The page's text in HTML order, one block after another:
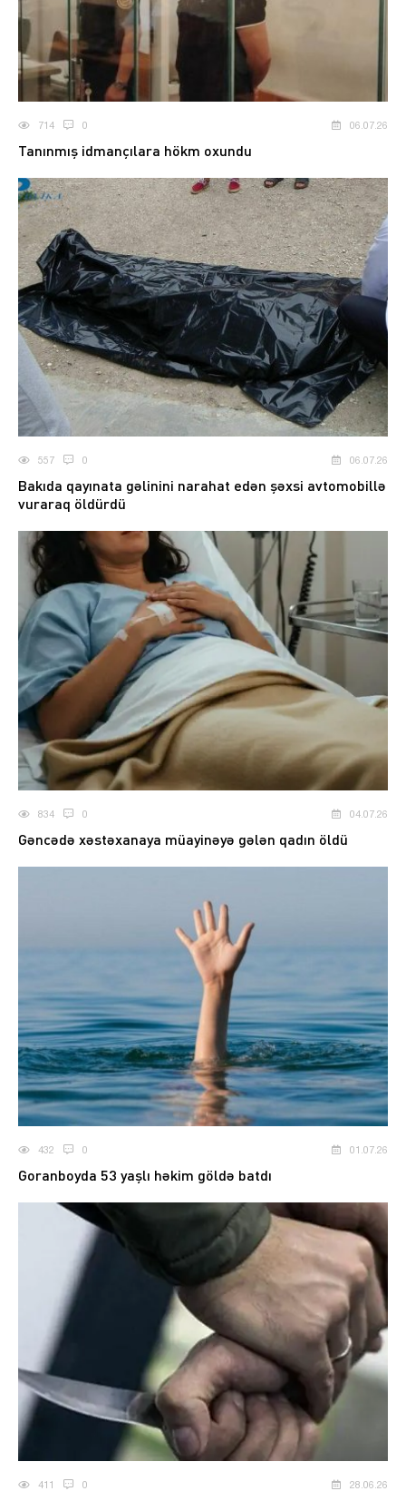
714 0 06.07.26
Tanınmış idmançılara hökm oxundu
557 0 06.07.26
Bakıda qayınata gəlinini narahat edən şəxsi avtomobillə
vuraraq öldürdü
834 0 04.07.26
Gəncədə xəstəxanaya müayinəyə gələn qadın öldü
432 0 01.07.26
Goranboyda 53 yaşlı həkim göldə batdı
411 0 28.06.26